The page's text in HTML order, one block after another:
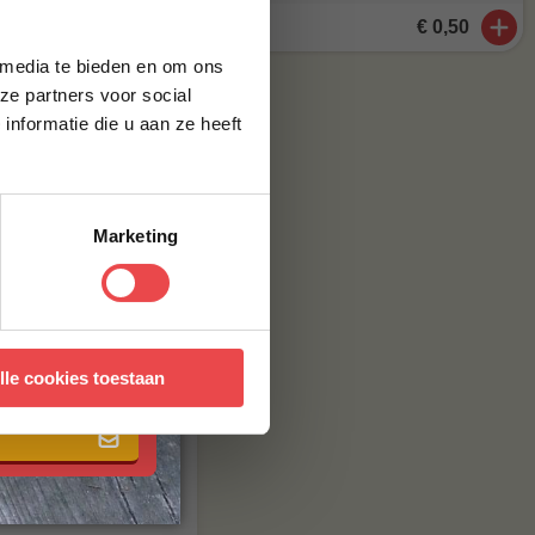
te bieden en om ons
partners voor social
die u aan ze heeft
Marketing
cookies toestaan
gluten
de
potten
heerlijk van
meer op
van
€ 0,50